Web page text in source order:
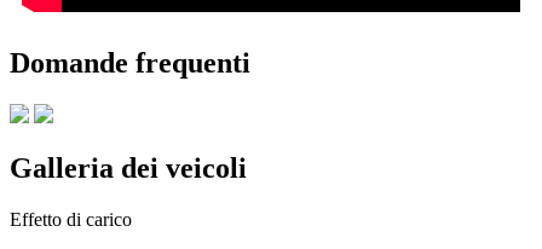
Domande frequenti
Galleria dei veicoli
Effetto di carico